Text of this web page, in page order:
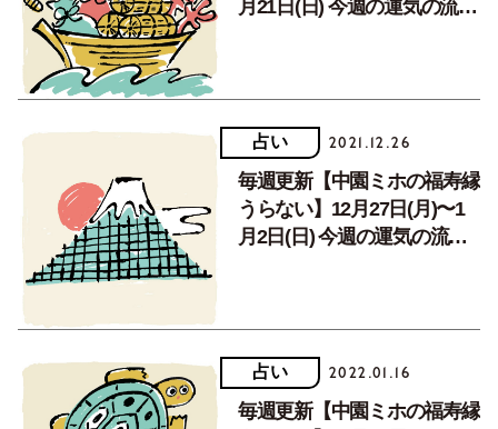
月21日(日) 今週の運気の流れ
占い 2021.12.26
毎週更新【中園ミホの福寿縁
うらない】12月27日(月)〜1
月2日(日) 今週の運気の流れ
占い 2022.01.16
毎週更新【中園ミホの福寿縁